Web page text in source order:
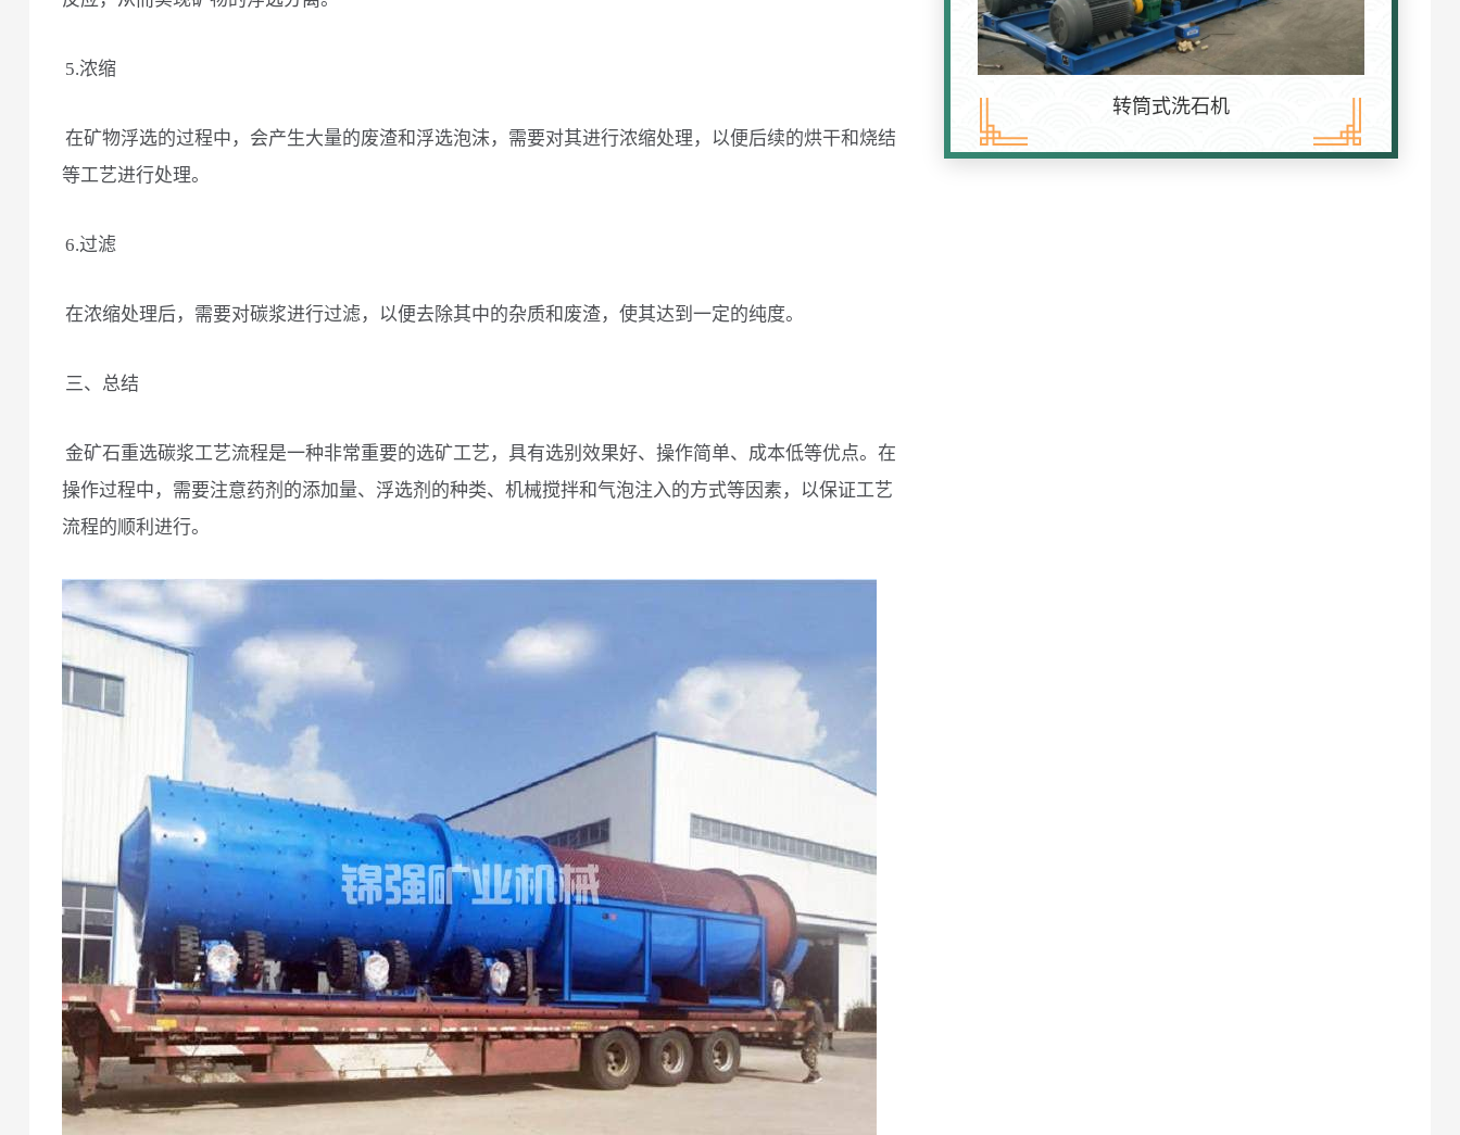
5.浓缩
在矿物浮选的过程中，会产生大量的废渣和浮选泡沫，需要对其进行浓缩处理，以便后续的烘干和烧结
等工艺进行处理。
6.过滤
在浓缩处理后，需要对碳浆进行过滤，以便去除其中的杂质和废渣，使其达到一定的纯度。
三、总结
金矿石重选碳浆工艺流程是一种非常重要的选矿工艺，具有选别效果好、操作简单、成本低等优点。在
操作过程中，需要注意药剂的添加量、浮选剂的种类、机械搅拌和气泡注入的方式等因素，以保证工艺
流程的顺利进行。
转筒式洗石机